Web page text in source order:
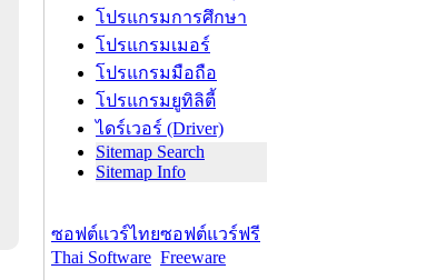
โปรแกรมการศึกษา
โปรแกรมเมอร์
โปรแกรมมือถือ
โปรแกรมยูทิลิตี้
ไดร์เวอร์ (Driver)
Sitemap Search
Sitemap Info
ซอฟต์แวร์ไทย
Thai Software
ซอฟต์แวร์ฟรี
Freeware